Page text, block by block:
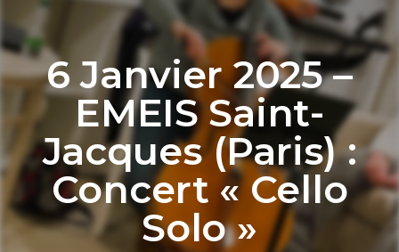
6 Janvier 2025 –
EMEIS Saint-
Jacques (Paris) :
Concert « Cello
Solo »